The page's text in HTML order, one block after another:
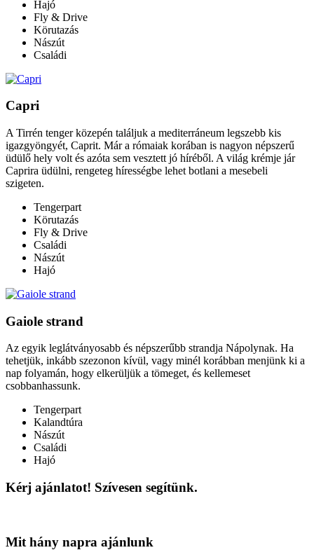
Hajó
Fly & Drive
Körutazás
Nászút
Családi
Capri
A Tirrén tenger közepén találjuk a mediterráneum legszebb kis
igazgyöngyét, Caprit. Már a rómaiak korában is nagyon népszerű
üdülő hely volt és azóta sem vesztett jó híréből. A világ krémje jár
Caprira üdülni, rengeteg hírességbe lehet botlani a mesebeli
szigeten.
Tengerpart
Körutazás
Fly & Drive
Családi
Nászút
Hajó
Gaiole strand
Az egyik leglátványosabb és népszerűbb strandja Nápolynak. Ha
tehetjük, inkább szezonon kívül, vagy minél korábban menjünk ki a
nap folyamán, hogy elkerüljük a tömeget, és kellemeset
csobbanhassunk.
Tengerpart
Kalandtúra
Nászút
Családi
Hajó
Kérj ajánlatot! Szívesen segítünk.
Mit hány napra ajánlunk